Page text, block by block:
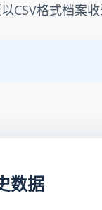
CSV格式档案
数据